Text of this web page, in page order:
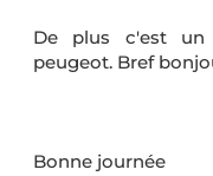
De plus c'est
peugeot. Bref
Bonne journée